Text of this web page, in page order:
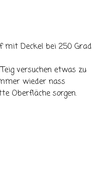
mit Deckel bei 250 Grad
versuchen etwas zu
wieder nass
Oberfläche sorgen.